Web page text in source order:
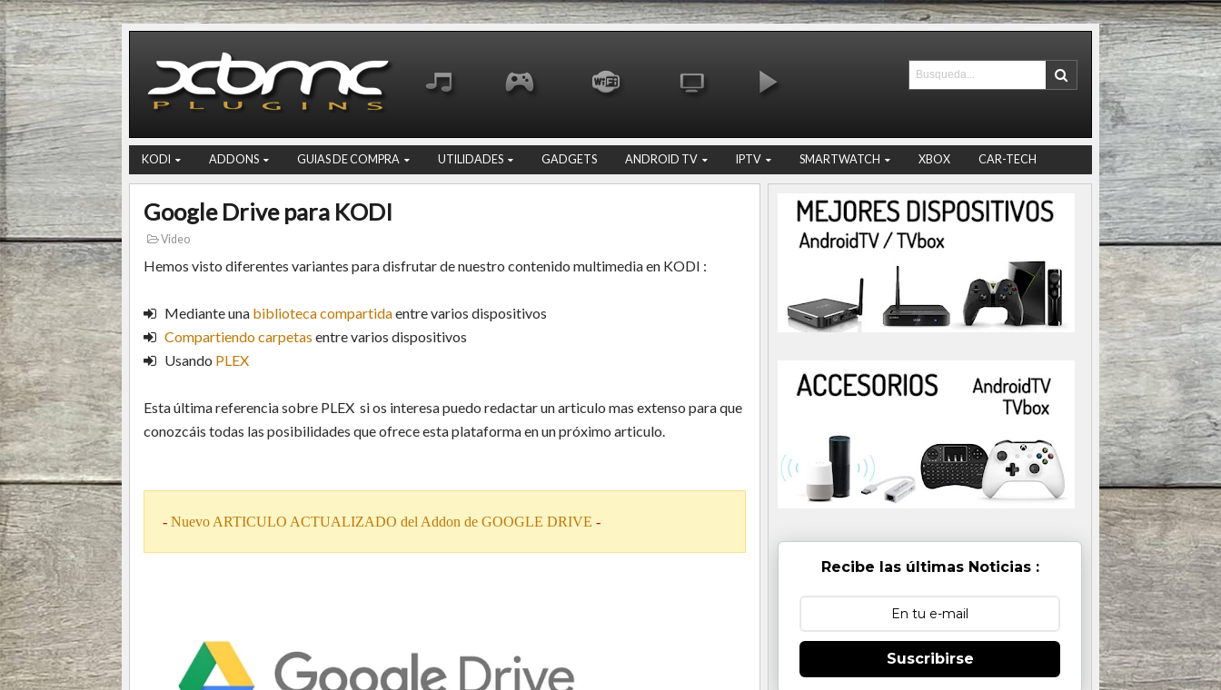
KODI ADDONS GUIAS DE COMPRA UTILIDADES GADGETS ANDROID TV IPTV SMARTWATCH XBOX CAR-TECH
Google Drive para KODI
Video
Hemos visto diferentes variantes para disfrutar de nuestro contenido multimedia en KODI :
Mediante una biblioteca compartidaentre varios dispositivos
Compartiendo carpetas entre varios dispositivos
Usando PLEX
Esta última referencia sobre PLEX si os interesa puedo redactar un articulo mas extenso para que
conozcáis todas las posibilidades que ofrece esta plataforma en un próximo articulo.
- Nuevo ARTICULO ACTUALIZADO del Addon de GOOGLE DRIVE -
Recibe las últimas Noticias :
Suscribirse